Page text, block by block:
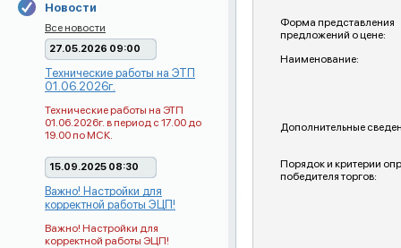
Новости
Все новости
27.05.2026 09:00
Технические работы на ЭТП
01.06.2026г.
Технические работы на ЭТП
01.06.2026г. в период с 17.00 до
19.00 по МСК.
15.09.2025 08:30
Важно! Настройки для
корректной работы ЭЦП!
Важно! Настройки для
корректной работы ЭЦП!
Форма представления
предложений о цене:
Наименование:
Дополнительные
Порядок и критерии
победителя торгов: